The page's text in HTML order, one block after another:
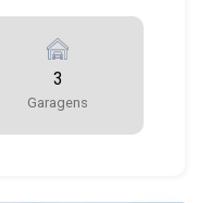
3
Garagens